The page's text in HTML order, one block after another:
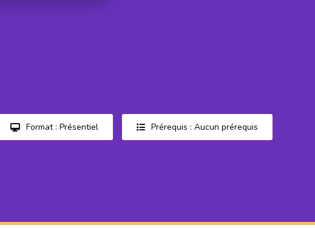
Format : Présentiel Prérequis : Aucun prérequis